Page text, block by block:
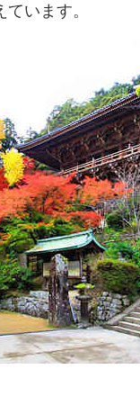
います。